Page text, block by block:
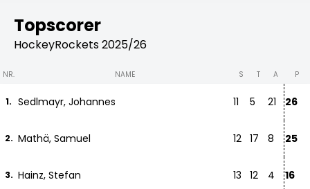
Topscorer
HockeyRockets 2025/26
NR. NAME S T A P
1. Sedlmayr, Johannes 11 5 21 26
2. Mathä, Samuel 12 17 8 25
3. Hainz, Stefan 13 12 4 16